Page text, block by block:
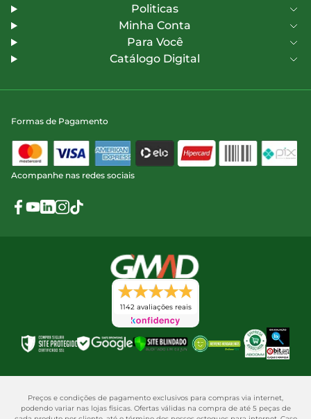
Politicas
Minha Conta
Para Você
Catálogo Digital
Formas de Pagamento
Acompanhe nas redes sociais
1142 avaliações reais
Preços e condições de pagamento exclusivos para compras via internet,
podendo variar nas lojas físicas. Ofertas válidas na compra de até 5 peças de